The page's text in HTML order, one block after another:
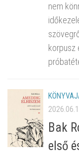
nem
korpusz
Bak
első